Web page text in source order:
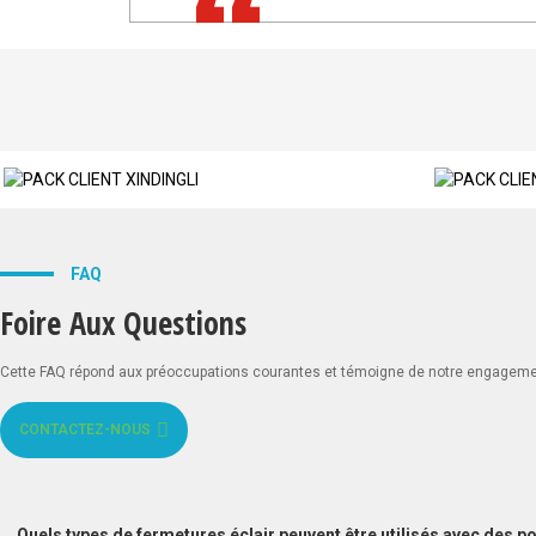
seulement une machine !
FAQ
Foire Aux Questions
Cette FAQ répond aux préoccupations courantes et témoigne de notre
CONTACTEZ-NOUS